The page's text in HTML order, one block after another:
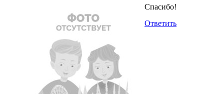
Спасибо!
Ответить